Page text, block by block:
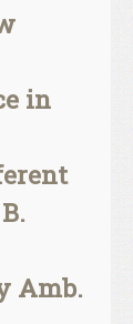
in
Amb.